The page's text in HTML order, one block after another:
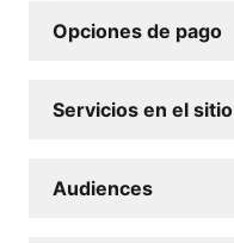
Opciones de pago
Servicios en el sitio
Audiences